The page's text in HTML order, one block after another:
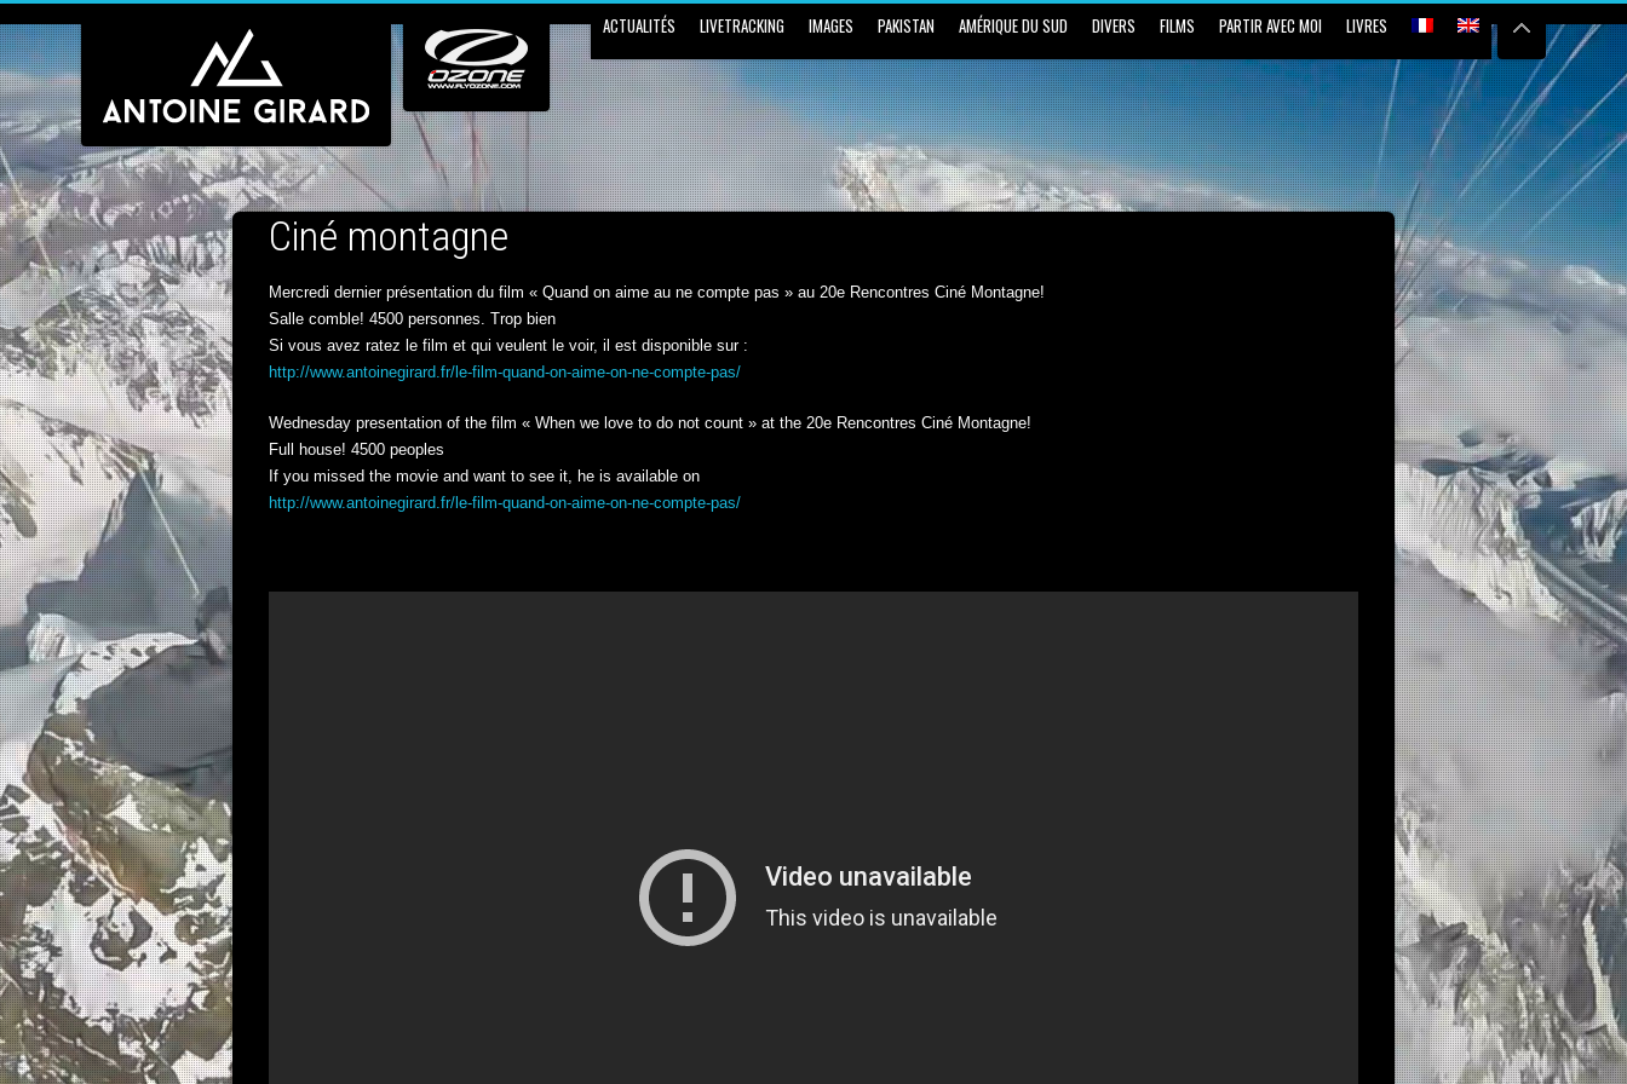
ACTUALITÉS LIVETRACKING IMAGES PAKISTAN AMÉRIQUE DU SUD DIVERS FILMS PARTIR AVEC MOI LIVRES
Ciné montagne
Mercredi dernier présentation du film « Quand on aime au ne compte pas » au 20e Rencontres Ciné Montagne!
Salle comble! 4500 personnes. Trop bien
Si vous avez ratez le film et qui veulent le voir, il est disponible sur :
http://www.antoinegirard.fr/le-film-quand-on-aime-on-ne-compte-pas/
Wednesday presentation of the film « When we love to do not count » at the 20e Rencontres Ciné Montagne!
Full house! 4500 peoples
If you missed the movie and want to see it, he is available on
http://www.antoinegirard.fr/le-film-quand-on-aime-on-ne-compte-pas/